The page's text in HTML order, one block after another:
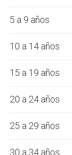
5 a 9 años
10 a 14 años
15 a 19 años
20 a 24 años
25 a 29 años
30 a 34 años